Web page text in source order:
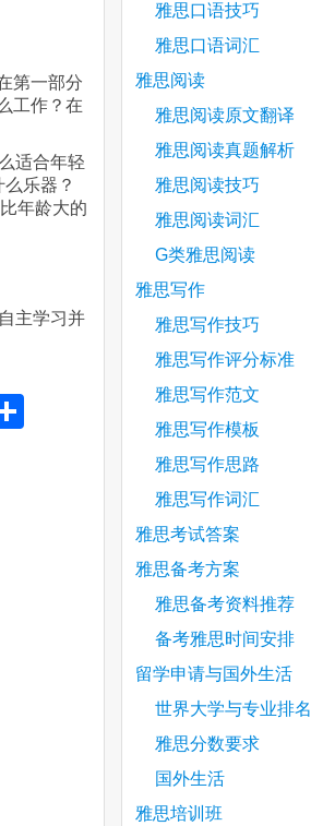
第一部分
工作？在
适合年轻
乐器？
年龄大的
主学习并
雅思口语技巧
雅思口语词汇
雅思阅读
雅思阅读原文翻译
雅思阅读真题解析
雅思阅读技巧
雅思阅读词汇
G类雅思阅读
雅思写作
雅思写作技巧
雅思写作评分标准
雅思写作范文
雅思写作模板
雅思写作思路
雅思写作词汇
雅思考试答案
雅思备考方案
雅思备考资料推荐
备考雅思时间安排
留学申请与国外生活
世界大学与专业排名
雅思分数要求
国外生活
雅思培训班